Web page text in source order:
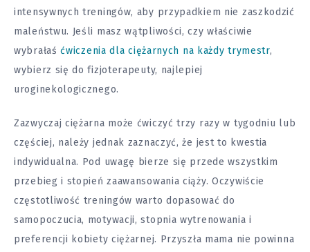
intensywnych treningów, aby przypadkiem nie zaszkodzić
maleństwu. Jeśli masz wątpliwości, czy właściwie
wybrałaś ćwiczenia dla ciężarnych na każdy trymestr,
wybierz się do fizjoterapeuty, najlepiej
uroginekologicznego.
Zazwyczaj ciężarna może ćwiczyć trzy razy w tygodniu lub
częściej, należy jednak zaznaczyć, że jest to kwestia
indywidualna. Pod uwagę bierze się przede wszystkim
przebieg i stopień zaawansowania ciąży. Oczywiście
częstotliwość treningów warto dopasować do
samopoczucia, motywacji, stopnia wytrenowania i
preferencji kobiety ciężarnej. Przyszła mama nie powinna